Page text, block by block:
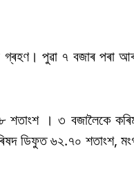
গ্ৰহণ। পুৱা ৭ বজাৰ পৰা
শতাংশ । ৩ বজালৈকে
ডিফুত ৬২.৭০ শতাংশ,